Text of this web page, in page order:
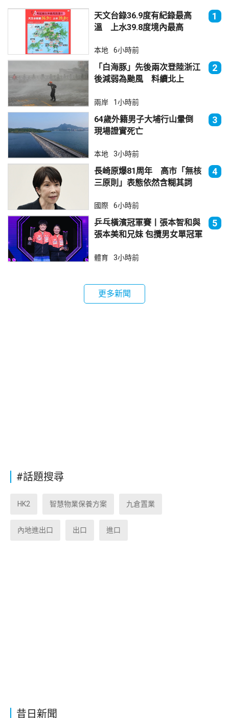
昔日新聞
天文台錄36.9度有紀錄最高
溫 上水39.8度境內最高
1
本地 6小時前
「白海豚」先後兩次登陸浙江
後減弱為颱風 料續北上
2
兩岸 1小時前
64歲外籍男子大埔行山暈倒
現場證實死亡
3
本地 3小時前
長崎原爆81周年 高市「無核
三原則」表態依然含糊其詞
4
國際 6小時前
乒乓橫濱冠軍賽丨張本智和與
張本美和兄妹 包攬男女單冠軍
5
體育 3小時前
更多新聞
#話題搜尋
HK2 智慧物業保養方案 九倉置業
內地進出口 出口 進口